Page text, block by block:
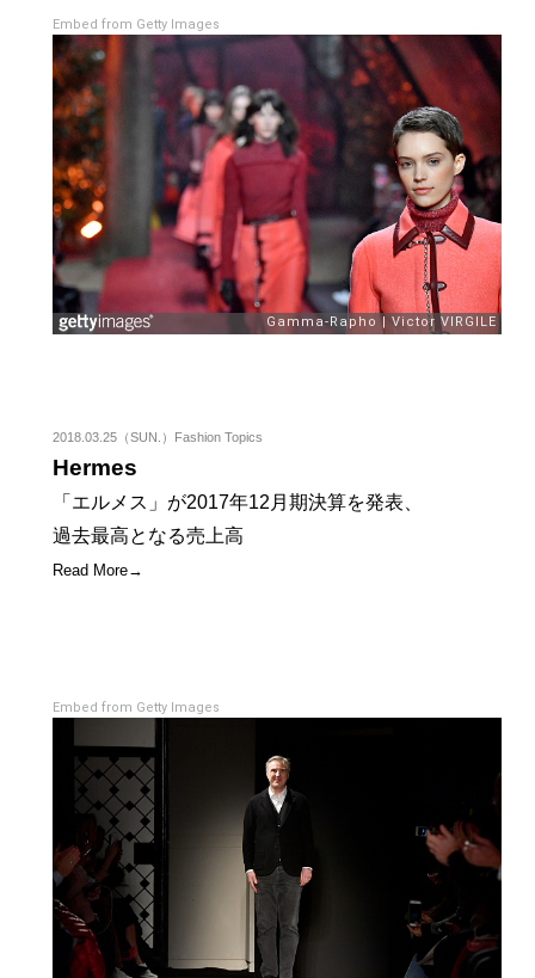
Embed from Getty Images
2018.03.25（SUN.）Fashion Topics
Hermes
「エルメス」が2017年12月期決算を発表、
過去最高となる売上高
Read More→
Embed from Getty Images